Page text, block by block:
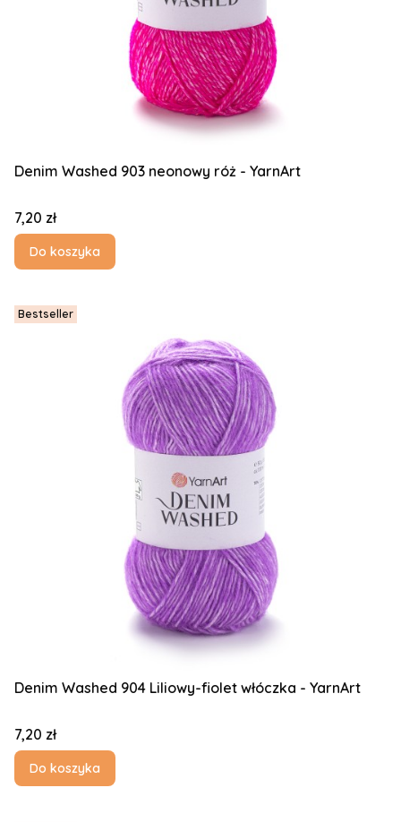
Denim Washed 903 neonowy róż - YarnArt
Cena
7,20 zł
Do koszyka
Bestseller
Denim Washed 904 Liliowy-fiolet włóczka - YarnArt
Cena
7,20 zł
Do koszyka